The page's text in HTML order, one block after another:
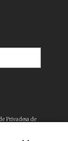
Privadesa de